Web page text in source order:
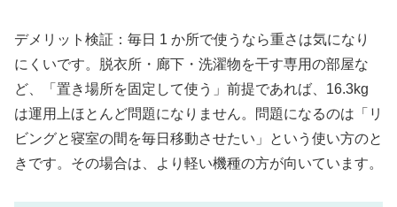
デメリット検証：毎日 1 か所で使うなら重さは気になり
にくいです。脱衣所・廊下・洗濯物を干す専用の部屋な
ど、「置き場所を固定して使う」前提であれば、16.3kg
は運用上ほとんど問題になりません。問題になるのは「リ
ビングと寝室の間を毎日移動させたい」という使い方のと
きです。その場合は、より軽い機種の方が向いています。